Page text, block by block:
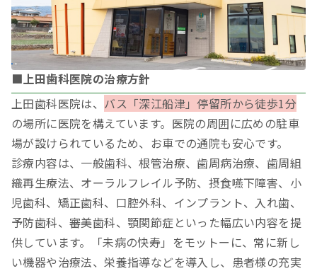
■上田歯科医院の治療方針
上田歯科医院は、 バス「深江船津」停留所から徒歩1分
の場所に医院を構えています。医院の周囲に広めの駐車
場が設けられているため、お車での通院も安心です。
診療内容は、一般歯科、根管治療、歯周病治療、歯周組
織再生療法、オーラルフレイル予防、摂食嚥下障害、小
児歯科、矯正歯科、口腔外科、インプラント、入れ歯、
予防歯科、審美歯科、顎関節症といった幅広い内容を提
供しています。「未病の快寿」をモットーに、常に新し
い機器や治療法、栄養指導などを導入し、患者様の充実